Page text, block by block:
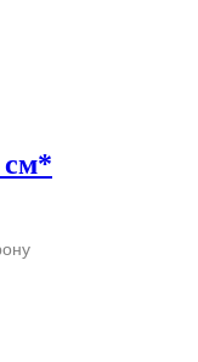
см*